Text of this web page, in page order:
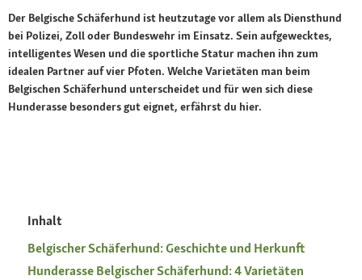
Der Belgische Schäferhund ist heutzutage vor allem als Diensthund
bei Polizei, Zoll oder Bundeswehr im Einsatz. Sein aufgewecktes,
intelligentes Wesen und die sportliche Statur machen ihn zum
idealen Partner auf vier Pfoten. Welche Varietäten man beim
Belgischen Schäferhund unterscheidet und für wen sich diese
Hunderasse besonders gut eignet, erfährst du hier.
Inhalt
Belgischer Schäferhund: Geschichte und Herkunft
Hunderasse Belgischer Schäferhund: 4 Varietäten